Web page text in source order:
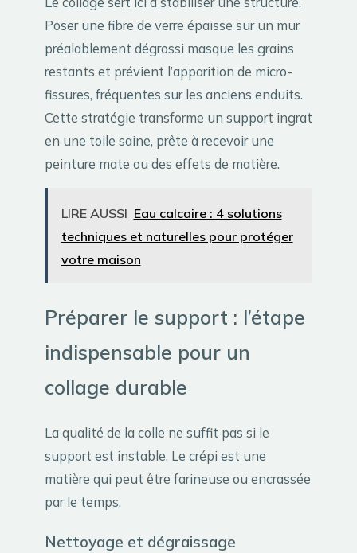
Poser une fibre de verre épaisse sur un mur
préalablement dégrossi masque les grains
restants et prévient l’apparition de micro-
fissures, fréquentes sur les anciens enduits.
Cette stratégie transforme un support ingrat
en une toile saine, prête à recevoir une
peinture mate ou des effets de matière.
LIRE AUSSI Eau calcaire : 4 solutions
techniques et naturelles pour protéger
votre maison
Préparer le support : l’étape
indispensable pour un
collage durable
La qualité de la colle ne suffit pas si le
support est instable. Le crépi est une
matière qui peut être farineuse ou encrassée
par le temps.
Nettoyage et dégraissage